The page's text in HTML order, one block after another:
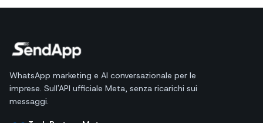
WhatsApp marketing e AI conversazionale per le
imprese. Sull'API ufficiale Meta, senza ricarichi sui
messaggi.